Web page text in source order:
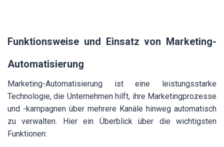
Funktionsweise und Einsatz von Marketing-
Automatisierung
Marketing-Automatisierung ist eine leistungsstarke
Technologie, die Unternehmen hilft, ihre Marketingprozesse
und -kampagnen über mehrere Kanäle hinweg automatisch
zu verwalten. Hier ein Überblick über die wichtigsten
Funktionen: